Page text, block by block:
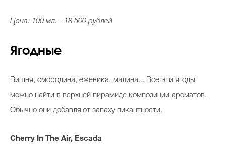
Цена: 100 мл. - 18 500 рублей
Ягодные
Вишня, смородина, ежевика, малина... Все эти ягоды
можно найти в верхней пирамиде композиции ароматов.
Обычно они добавляют запаху пикантности.
Cherry In The Air, Escada